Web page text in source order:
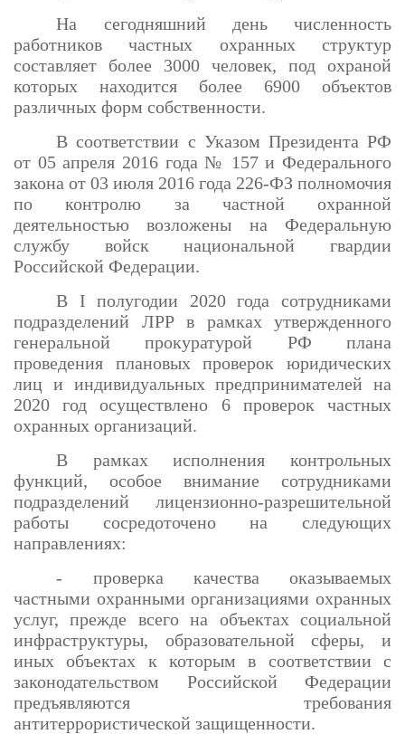
На сегодняшний день численность
работников частных охранных структур
составляет более 3000 человек, под охраной
которых находится более 6900 объектов
различных форм собственности.
В соответствии с Указом Президента РФ
от 05 апреля 2016 года № 157 и Федерального
закона от 03 июля 2016 года 226-ФЗ полномочия
по контролю за частной охранной
деятельностью возложены на Федеральную
службу войск национальной гвардии
Российской Федерации.
В I
полугодии 2020 года сотрудниками
подразделений ЛРР в рамках утвержденного
генеральной прокуратурой РФ плана
проведения плановых проверок юридических
лиц и индивидуальных предпринимателей на
2020 год осуществлено 6 проверок частных
охранных организаций.
В рамках исполнения контрольных
функций, особое внимание сотрудниками
подразделений лицензионно-разрешительной
работы сосредоточено на следующих
направлениях:
- проверка качества оказываемых
частными охранными организациями охранных
услуг, прежде всего на объектах социальной
инфраструктуры, образовательной сферы, и
иных объектах к которым в соответствии с
законодательством Российской Федерации
предъявляются требования
антитеррористической защищенности.